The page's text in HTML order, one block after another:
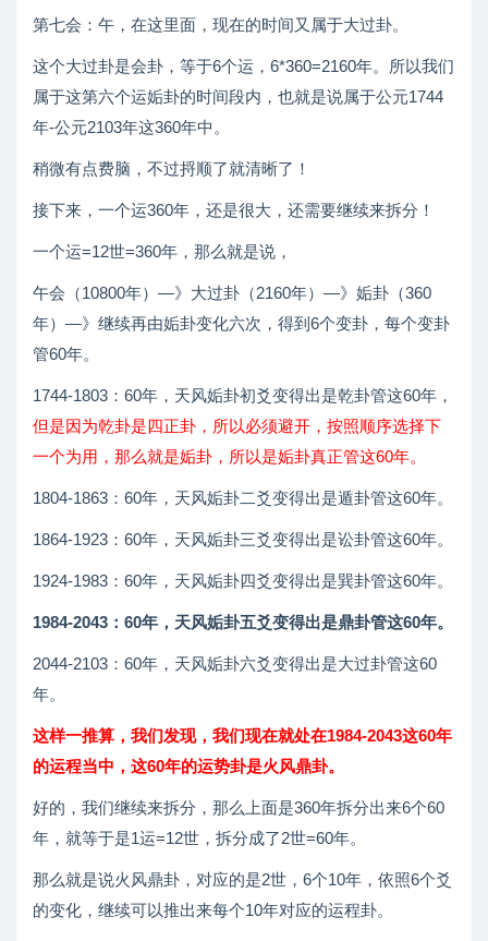
第七会：午，在这里面，现在的时间又属于大过卦。
这个大过卦是会卦，等于6个运，6*360=2160年。所以我们
属于这第六个运姤卦的时间段内，也就是说属于公元1744
年-公元2103年这360年中。
稍微有点费脑，不过捋顺了就清晰了！
接下来，一个运360年，还是很大，还需要继续来拆分！
一个运=12世=360年，那么就是说，
午会（10800年）—》大过卦（2160年）—》姤卦（360
年）—》继续再由姤卦变化六次，得到6个变卦，每个变卦
管60年。
1744-1803：60年，天风姤卦初爻变得出是乾卦管这60年，
但是因为乾卦是四正卦，所以必须避开，按照顺序选择下
一个为用，那么就是姤卦，所以是姤卦真正管这60年。
1804-1863：60年，天风姤卦二爻变得出是遁卦管这60年。
1864-1923：60年，天风姤卦三爻变得出是讼卦管这60年。
1924-1983：60年，天风姤卦四爻变得出是巽卦管这60年。
1984-2043：60年，天风姤卦五爻变得出是鼎卦管这60年。
2044-2103：60年，天风姤卦六爻变得出是大过卦管这60
年。
这样一推算，我们发现，我们现在就处在1984-2043这60年
的运程当中，这60年的运势卦是火风鼎卦。
好的，我们继续来拆分，那么上面是360年拆分出来6个60
年，就等于是1运=12世，拆分成了2世=60年。
那么就是说火风鼎卦，对应的是2世，6个10年，依照6个爻
的变化，继续可以推出来每个10年对应的运程卦。